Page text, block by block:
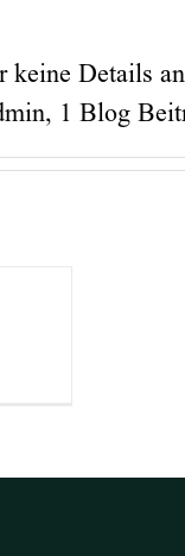
Details
1 Blog